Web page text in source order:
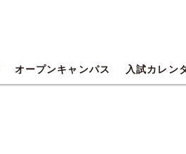
オープンキャンパス 入試カレン